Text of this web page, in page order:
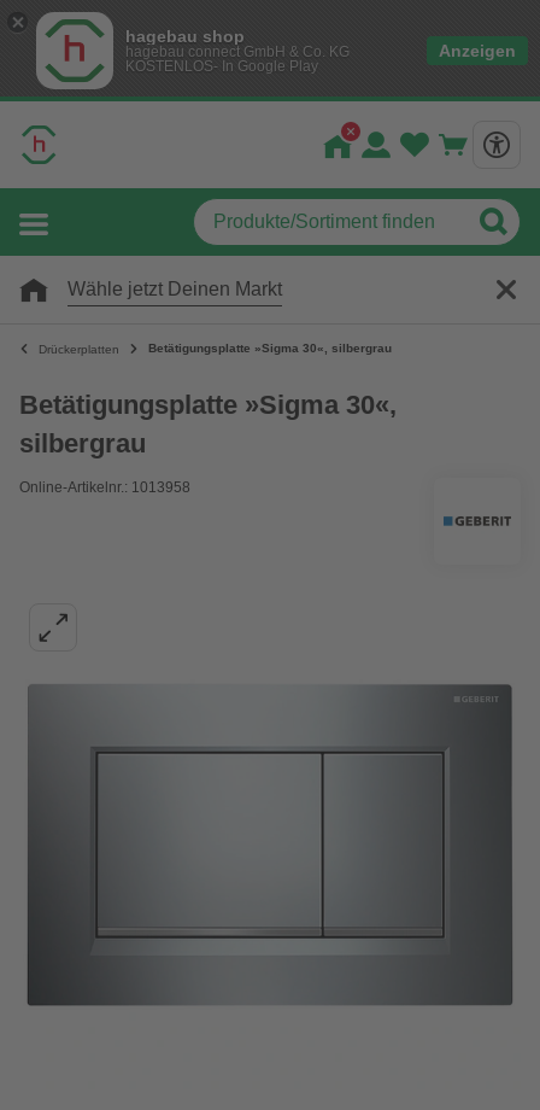
hagebau shop
hagebau connect GmbH & Co. KG
KOSTENLOS- In Google Play
Anzeigen
Wähle jetzt Deinen Markt
Drückerplatten Betätigungsplatte »Sigma 30«, silbergrau
Betätigungsplatte »Sigma 30«,
silbergrau
Online-Artikelnr.: 1013958